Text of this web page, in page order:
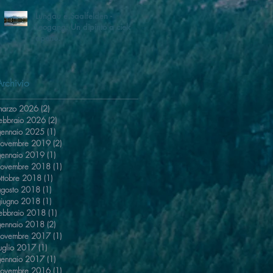
Lungau e Saalfelden -
Leogang: Un dipinto a cielo
aperto.
2026 (2) 2 post
2026 (2)2 post
2025 (1) 1 post
2019 (2)
2019 (1)
2018 (1)
2018 (1)
2018 (1)
2018 (1)
2018 (1) 1 post
2018 (2)
2017 (1) 1 post
2017 (1) 1 post
2017 (1) 1 post
2016 (1) 1 post